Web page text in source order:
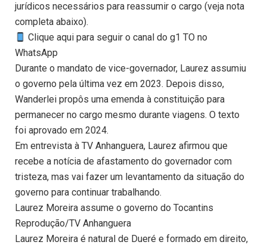
jurídicos necessários para reassumir o cargo (veja nota
completa abaixo).
Clique aqui para seguir o canal do g1 TO no
WhatsApp
Durante o mandato de vice-governador, Laurez assumiu
o governo pela última vez em 2023. Depois disso,
Wanderlei propôs uma emenda à constituição para
permanecer no cargo mesmo durante viagens. O texto
foi aprovado em 2024.
Em entrevista à TV Anhanguera, Laurez afirmou que
recebe a notícia de afastamento do governador com
tristeza, mas vai fazer um levantamento da situação do
governo para continuar trabalhando.
Laurez Moreira assume o governo do Tocantins
Reprodução/TV Anhanguera
Laurez Moreira é natural de Dueré e formado em direito,